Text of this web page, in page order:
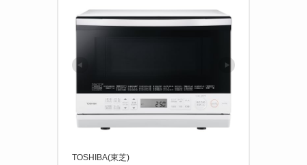
TOSHIBA(東芝)